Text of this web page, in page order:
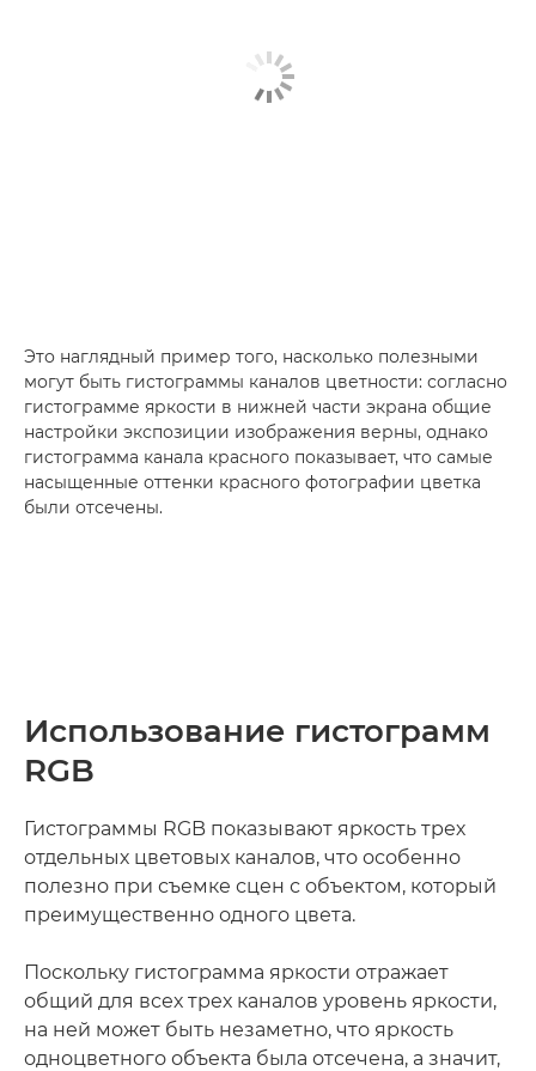
Это наглядный пример того, насколько полезными
могут быть гистограммы каналов цветности: согласно
гистограмме яркости в нижней части экрана общие
настройки экспозиции изображения верны, однако
гистограмма канала красного показывает, что самые
насыщенные оттенки красного фотографии цветка
были отсечены.
Использование гистограмм
RGB
Гистограммы RGB показывают яркость трех
отдельных цветовых каналов, что особенно
полезно при съемке сцен с объектом, который
преимущественно одного цвета.
Поскольку гистограмма яркости отражает
общий для всех трех каналов уровень яркости,
на ней может быть незаметно, что яркость
одноцветного объекта была отсечена, а значит,